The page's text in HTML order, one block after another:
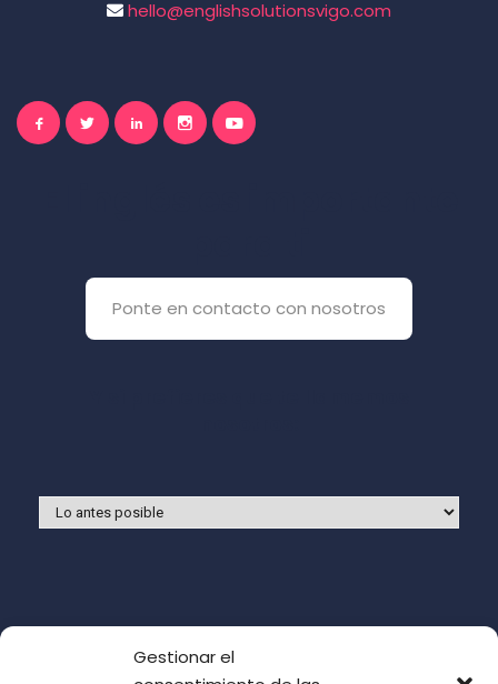
Gestionar el
hello@englishsolutionsvigo.com
Ponte en contacto con nosotros